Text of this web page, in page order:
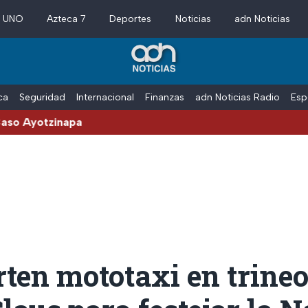
Azteca 7 Deportes Noticias adn Noticias
Seguridad Internacional Finanzas adn Noticias Radio
mototaxi en